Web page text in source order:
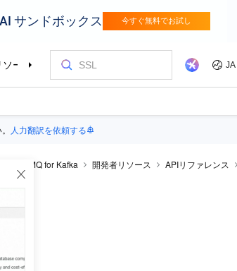
人力翻訳を依頼する
ApsaraMQ for Kafka 開発者リソース APIリファレンス